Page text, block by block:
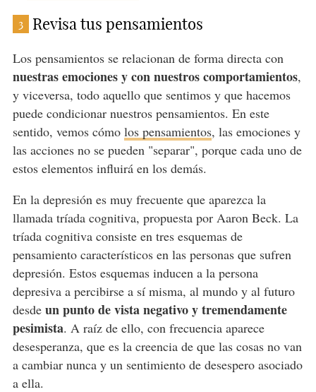
3 Revisa tus pensamientos
Los pensamientos se relacionan de forma directa con
nuestras emociones y con nuestros comportamientos,
y viceversa, todo aquello que sentimos y que hacemos
puede condicionar nuestros pensamientos. En este
sentido, vemos cómo los pensamientos, las emociones y
las acciones no se pueden "separar", porque cada uno de
estos elementos influirá en los demás.
En la depresión es muy frecuente que aparezca la
llamada tríada cognitiva, propuesta por Aaron Beck. La
tríada cognitiva consiste en tres esquemas de
pensamiento característicos en las personas que sufren
depresión. Estos esquemas inducen a la persona
depresiva a percibirse a sí misma, al mundo y al futuro
desde un punto de vista negativo y tremendamente
pesimista. A raíz de ello, con frecuencia aparece
desesperanza, que es la creencia de que las cosas no van
a cambiar nunca y un sentimiento de desespero asociado
a ella.